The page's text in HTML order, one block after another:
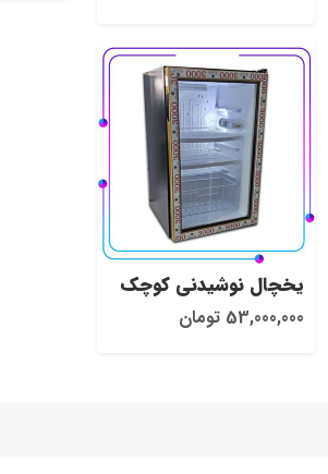
یخچال نوشیدنی کوچک
53,000,000 تومان